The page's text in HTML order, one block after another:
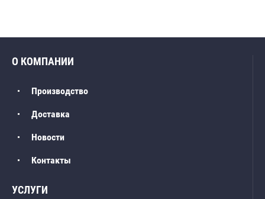
О КОМПАНИИ
Производство
Доставка
Новости
Контакты
УСЛУГИ